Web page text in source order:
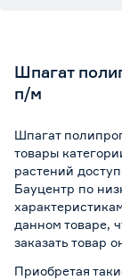
Шпагат
п/м
Шпагат
товары
растений
Бауцентр по
данном товаре,
заказать товар
Приобретая